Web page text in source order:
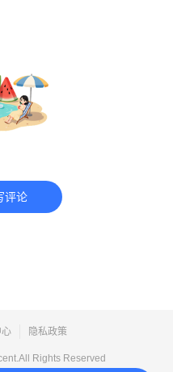
评论
隐私政策
Rights Reserved